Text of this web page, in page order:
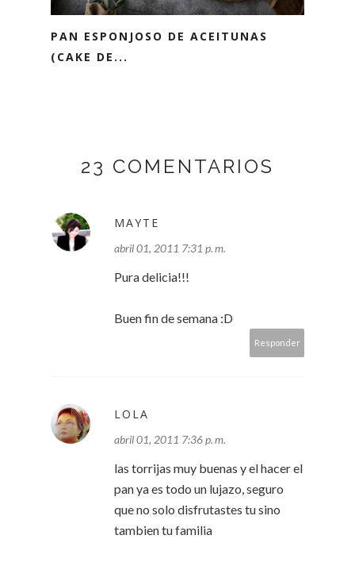
PAN ESPONJOSO DE ACEITUNAS
(CAKE DE...
23 COMENTARIOS
MAYTE
abril 01, 2011 7:31 p. m.
Pura delicia!!!
Buen fin de semana :D
Responder
LOLA
abril 01, 2011 7:36 p. m.
las torrijas muy buenas y el hacer el
pan ya es todo un lujazo, seguro
que no solo disfrutastes tu sino
tambien tu familia